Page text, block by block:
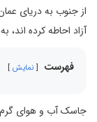
از جنوب به دریای
آزاد احاطه کرده
فهرست نمایش
جاسک آب و هوای گرم